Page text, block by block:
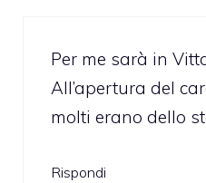
Per me sarà in
All’apertura del
molti erano dello
Rispondi